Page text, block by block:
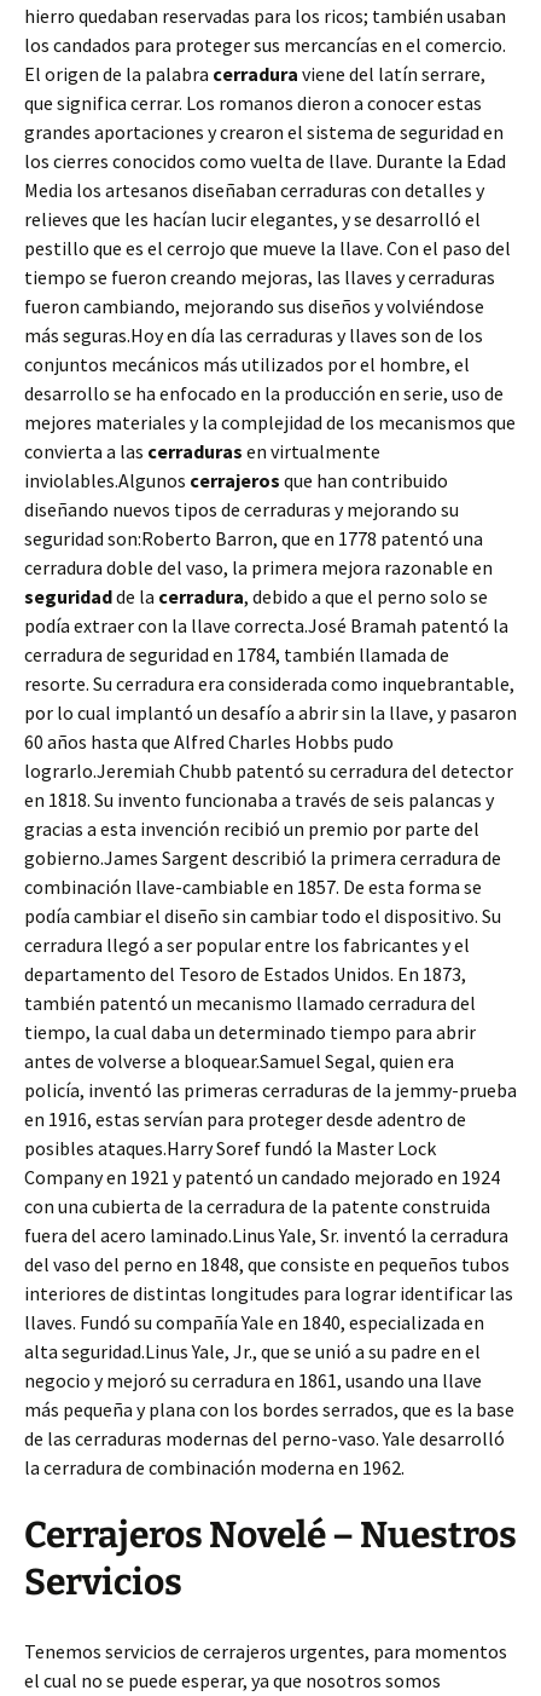
hierro quedaban reservadas para los ricos; también usaban
los candados para proteger sus mercancías en el comercio.
El origen de la palabra cerradura viene del latín serrare,
que significa cerrar. Los romanos dieron a conocer estas
grandes aportaciones y crearon el sistema de seguridad en
los cierres conocidos como vuelta de llave. Durante la Edad
Media los artesanos diseñaban cerraduras con detalles y
relieves que les hacían lucir elegantes, y se desarrolló el
pestillo que es el cerrojo que mueve la llave. Con el paso del
tiempo se fueron creando mejoras, las llaves y cerraduras
fueron cambiando, mejorando sus diseños y volviéndose
más seguras.Hoy en día las cerraduras y llaves son de los
conjuntos mecánicos más utilizados por el hombre, el
desarrollo se ha enfocado en la producción en serie, uso de
mejores materiales y la complejidad de los mecanismos que
convierta a las cerraduras en virtualmente
inviolables.Algunos cerrajeros que han contribuido
diseñando nuevos tipos de cerraduras y mejorando su
seguridad son:Roberto Barron, que en 1778 patentó una
cerradura doble del vaso, la primera mejora razonable en
seguridadde la cerradura, debido a que el perno solo se
podía extraer con la llave correcta.José Bramah patentó la
cerradura de seguridad en 1784, también llamada de
resorte. Su cerradura era considerada como inquebrantable,
por lo cual implantó un desafío a abrir sin la llave, y pasaron
60 años hasta que Alfred Charles Hobbs pudo
lograrlo.Jeremiah Chubb patentó su cerradura del detector
en 1818. Su invento funcionaba a través de seis palancas y
gracias a esta invención recibió un premio por parte del
gobierno.James Sargent describió la primera cerradura de
combinación llave-cambiable en 1857. De esta forma se
podía cambiar el diseño sin cambiar todo el dispositivo. Su
cerradura llegó a ser popular entre los fabricantes y el
departamento del Tesoro de Estados Unidos. En 1873,
también patentó un mecanismo llamado cerradura del
tiempo, la cual daba un determinado tiempo para abrir
antes de volverse a bloquear.Samuel Segal, quien era
policía, inventó las primeras cerraduras de la jemmy-prueba
en 1916, estas servían para proteger desde adentro de
posibles ataques.Harry Soref fundó la Master Lock
Company en 1921 y patentó un candado mejorado en 1924
con una cubierta de la cerradura de la patente construida
fuera del acero laminado.Linus Yale, Sr. inventó la cerradura
del vaso del perno en 1848, que consiste en pequeños tubos
interiores de distintas longitudes para lograr identificar las
llaves. Fundó su compañía Yale en 1840, especializada en
alta seguridad.Linus Yale, Jr., que se unió a su padre en el
negocio y mejoró su cerradura en 1861, usando una llave
más pequeña y plana con los bordes serrados, que es la base
de las cerraduras modernas del perno-vaso. Yale desarrolló
la cerradura de combinación moderna en 1962.
Cerrajeros Novelé – Nuestros
Servicios
Tenemos servicios de cerrajeros urgentes, para momentos
el cual no se puede esperar, ya que nosotros somos